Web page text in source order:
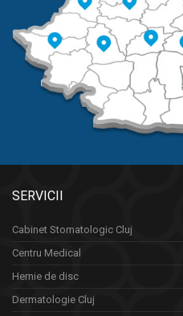
SERVICII
Cabinet Stomatologic Cluj
Centru Medical
Hernie de disc
Dermatologie Cluj